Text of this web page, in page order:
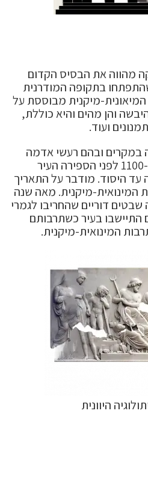
מהווה את הבסיס הקדום
בתקופה המודרנית
האמנות המיאונית-מיקנית מבוססת על
והן מהים והיא כוללת,
ועוד.
במקרים ובהם רעשי אדמה
הביאו לנסיגתה. בסמוך ל-1100 לפני הספירה העיר
היסוד. מודבר על התאריך
המינואית-מיקנית. מאה שנה
דוריים שהחריבו לגמרי
בעיר כשתרבותם
המינואית-מיקנית.
היוונית